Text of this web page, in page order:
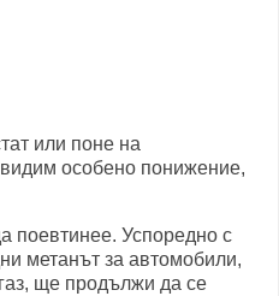
или поне на
особено понижение,
поевтинее. Успоредно с
метанът за автомобили,
ще продължи да се